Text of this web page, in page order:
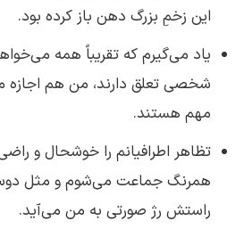
این زخمِ بزرگ دهن باز کرده بود.
یاد می‌گیرم که تقریباً همه
شخصی تعلق دارند، من هم اجازه
مهم هستند.
تظاهر اطرافیانم را خوشحال و
همرنگ جماعت می‌شوم و مثل
راستش رژ صورتی به من می‌آید.